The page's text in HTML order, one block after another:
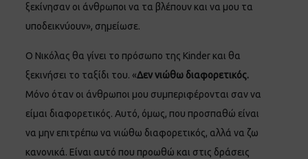
ξεκίνησαν οι άνθρωποι να τα βλέπουν και να μου τα
υποδεικνύουν», σημείωσε.
Ο Νικόλας θα γίνει το πρόσωπο της Kinder και θα
ξεκινήσει το ταξίδι του. «Δεν νιώθω διαφορετικός.
Μόνο όταν οι άνθρωποι μου συμπεριφέρονται σαν να
είμαι διαφορετικός. Αυτό, όμως, που προσπαθώ είναι
να μην επιτρέπω να νιώθω διαφορετικός, αλλά να ζω
κανονικά. Είναι αυτό που προωθώ και στις δράσεις